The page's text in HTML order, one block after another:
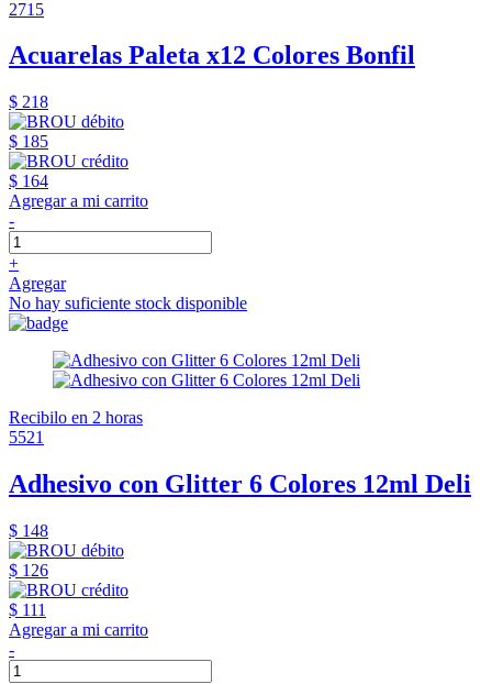
2715
Acuarelas Paleta x12 Colores Bonfil
$ 218
$ 185
$ 164
Agregar a mi carrito
-
+
Agregar
No hay suficiente stock disponible
Recibilo en 2 horas
5521
Adhesivo con Glitter 6 Colores 12ml Deli
$ 148
$ 126
$ 111
Agregar a mi carrito
-